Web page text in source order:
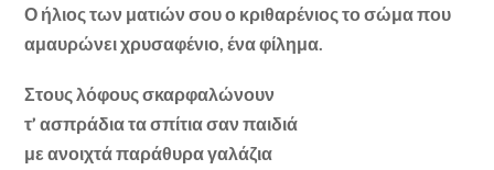
Ο ήλιος των ματιών σου ο κριθαρένιος το σώμα που
αμαυρώνει χρυσαφένιο, ένα φίλημα.
Στους λόφους σκαρφαλώνουν
τ’ ασπράδια τα σπίτια σαν παιδιά
με ανοιχτά παράθυρα γαλάζια